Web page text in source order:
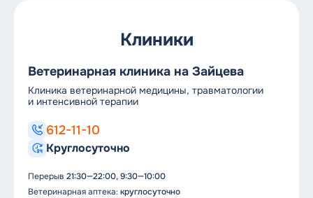
Клиники
Ветеринарная клиника на Зайцева
Клиника ветеринарной медицины, травматологии
и интенсивной терапии
612-11-10
Круглосуточно
Перерыв 21:30—22:00, 9:30—10:00
Ветеринарная аптека:круглосуточно